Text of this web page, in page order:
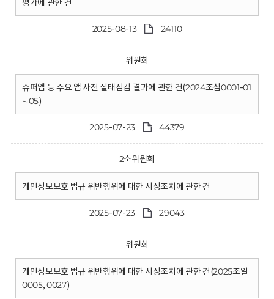
평가에 관한 건
2025-08-13 24110
위원회
슈퍼앱 등 주요 앱 사전 실태점검 결과에 관한 건(2024조삼0001-01
∼05)
2025-07-23 44379
2소위원회
개인정보보호 법규 위반행위에 대한 시정조치에 관한 건
2025-07-23 29043
위원회
개인정보보호 법규 위반행위에 대한 시정조치에 관한 건(2025조일
0005, 0027)